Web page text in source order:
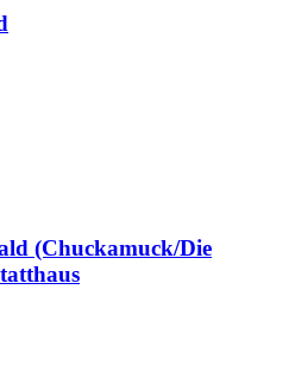
(Chuckamuck/Die